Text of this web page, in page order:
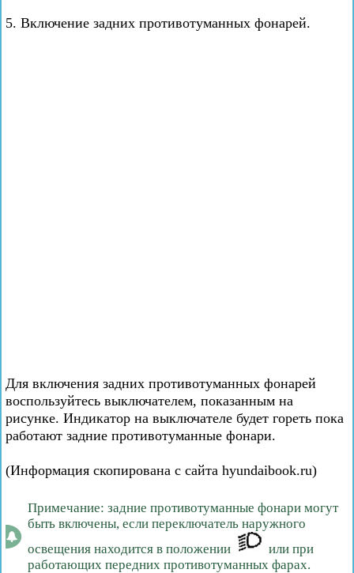
5. Включение задних противотуманных фонарей.
Для включения задних противотуманных фонарей
воспользуйтесь выключателем, показанным на
рисунке. Индикатор на выключателе будет гореть пока
работают задние противотуманные фонари.
(Информация скопирована с сайта hyundaibook.ru)
Примечание: задние противотуманные фонари могут
быть включены, если переключатель наружного
освещения находится в положении
или при
работающих передних противотуманных фарах.